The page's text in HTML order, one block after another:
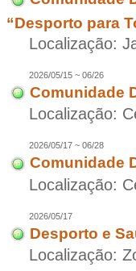
“Desporto para
Localização:
2026/05/15 ~ 06/26
Comunidade
Localização:
2026/05/17 ~ 06/28
Comunidade
Localização:
2026/05/17
Desporto e
Localização: